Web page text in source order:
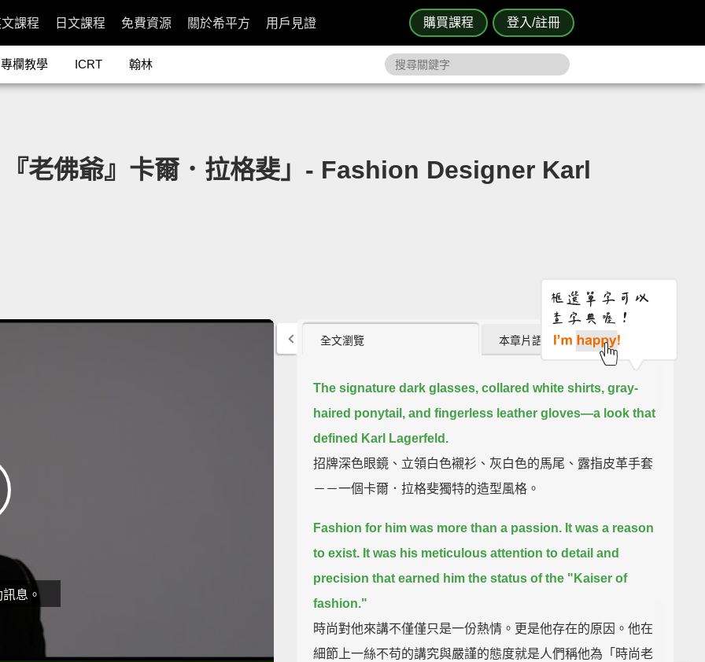
購買課程 登入/註冊
課程 日文課程 免費資源 關於希平方 用戶見證
專欄教學 ICRT 翰林
老佛爺』卡爾．拉格斐」- Fashion Designer Karl
息。
全文瀏覽 本章片語 (5)
The signature dark glasses, collared white shirts, gray-
haired ponytail, and fingerless leather gloves—a look that
defined Karl Lagerfeld.
招牌深色眼鏡、立領白色襯衫、灰白色的馬尾、露指皮革手套
－－一個卡爾．拉格斐獨特的造型風格。
Fashion for him was more than a passion. It was a reason
to exist. It was his meticulous attention to detail and
precision that earned him the status of the "Kaiser of
fashion."
時尚對他來講不僅僅只是一份熱情。更是他存在的原因。他在
細節上一絲不苟的講究與嚴謹的態度就是人們稱他為「時尚老